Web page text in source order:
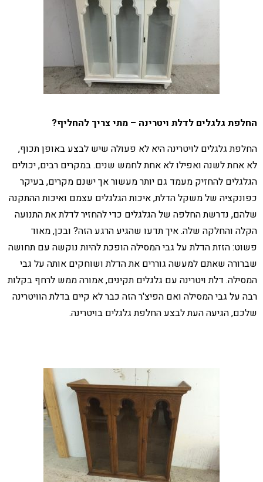
החלפת גלגלים לדלת ויטרינה – מתי צריך להחליף?
החלפת גלגלים לויטרינה היא לא פעולה שיש לבצע באופן תכוף,
לא אחת לשנה ואפילו לא אחת לחמש שנים. במקרים רבים, יכולים
הגלגלים להחזיק מעמד גם יותר מעשור אך ישנם מקרים, בעיקר
כפונקציה של משקל הדלת, איכות הגלגלים עצמם ואיכות ההתקנה
שלהם, נדרשת החלפה של הגלגלים כדי להחזיר לדלת את התנועה
הקלה והחלקה שלה. איך תדעו שהגיע הרגע הזה? ובכן, מאוד
פשוט: הזזת הדלת על גבי המסילה הופכת להיות נוקשה עם תחושה
שברורה שאתם למעשה גוררים את הדלת ושוחקים אותה על גבי
המסילה. דלת ויטרינה עם גלגלים תקינים, אמורה ממש לרחף בקלות
רבה על גבי המסילה ואם הפיצ'ר הזה כבר לא קיים בדלת הוויטרינה
שלכם, הגיעה העת לבצע החלפת גלגלים בויטרינה.